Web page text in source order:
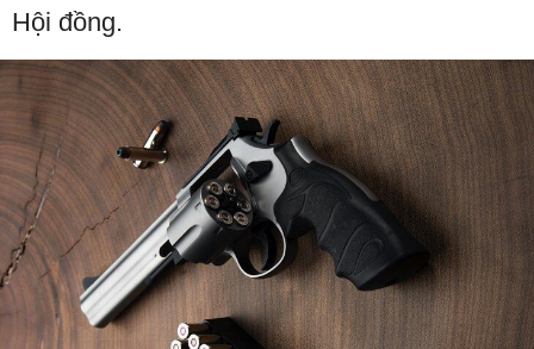
Hội đồng.